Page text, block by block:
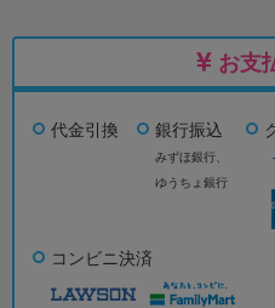
お支
代金引換 銀行振込
みずほ銀行、
ゆうちょ銀行
コンビニ決済